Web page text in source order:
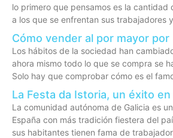
lo primero que pensamos es la cantidad
a los que se enfrentan sus trabajadores y
Cómo vender al por mayor
Los hábitos de la sociedad han
ahora mismo todo lo que se compra se
Solo hay que comprobar cómo es el
La Festa da Istoria, un éxito
La comunidad autónoma de Galicia es
España con más tradición fiestera del
sus habitantes tienen fama de